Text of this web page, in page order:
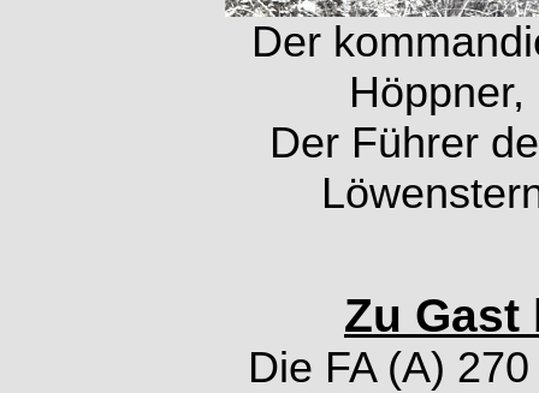
Der
Der Führer
Zu Gast
Die FA (A)